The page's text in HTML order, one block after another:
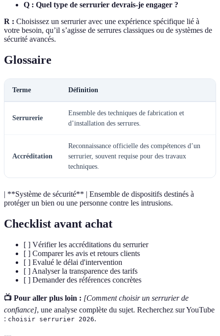
Q : Quel type de serrurier devrais-je engager ?
R : Choisissez un serrurier avec une expérience spécifique lié à
votre besoin, qu’il s’agisse de serrures classiques ou de systèmes de
sécurité avancés.
Glossaire
Terme Définition
Serrurerie
Ensemble des techniques de fabrication et
d’installation des serrures.
Accréditation
Reconnaissance officielle des compétences d’un
serrurier, souvent requise pour des travaux
techniques.
| **Système de sécurité** | Ensemble de dispositifs destinés à
protéger un bien ou une personne contre les intrusions.
Checklist avant achat
[ ] Vérifier les accréditations du serrurier
[ ] Comparer les avis et retours clients
[ ] Evalué le délai d'intervention
[ ] Analyser la transparence des tarifs
[ ] Demander des références concrètes
📺 Pour aller plus loin : [Comment choisir un serrurier de
confiance], une analyse complète du sujet. Recherchez sur YouTube
: choisir serrurier 2026.